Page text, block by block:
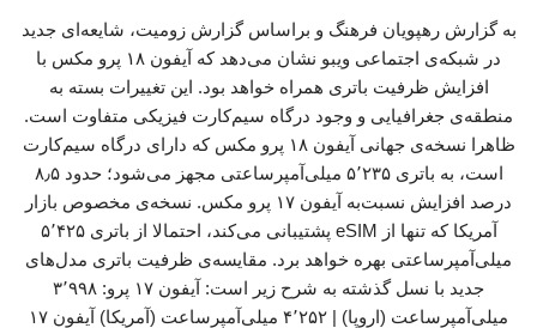
به گزارش رهپویان فرهنگ و براساس گزارش زومیت، شایعه‌ای جدید
در شبکه‌ی اجتماعی ویبو نشان می‌دهد که آیفون ۱۸ پرو مکس با
افزایش ظرفیت باتری همراه خواهد بود. این تغییرات بسته به
منطقه‌ی جغرافیایی و وجود درگاه سیم‌کارت فیزیکی متفاوت است.
ظاهرا نسخه‌ی جهانی آیفون ۱۸ پرو مکس که دارای درگاه سیم‌کارت
است، به باتری ۵٬۲۳۵ میلی‌آمپرساعتی مجهز می‌شود؛ حدود ۸٫۵
درصد افزایش نسبت‌به آیفون ۱۷ پرو مکس. نسخه‌ی مخصوص بازار
آمریکا که تنها از eSIM پشتیبانی می‌کند، احتمالا از باتری ۵٬۴۲۵
میلی‌آمپرساعتی بهره خواهد برد. مقایسه‌ی ظرفیت باتری مدل‌های
جدید با نسل گذشته به شرح زیر است: آیفون ۱۷ پرو: ۳٬۹۹۸
میلی‌آمپرساعت (اروپا) | ۴٬۲۵۲ میلی‌آمپرساعت (آمریکا) آیفون ۱۷